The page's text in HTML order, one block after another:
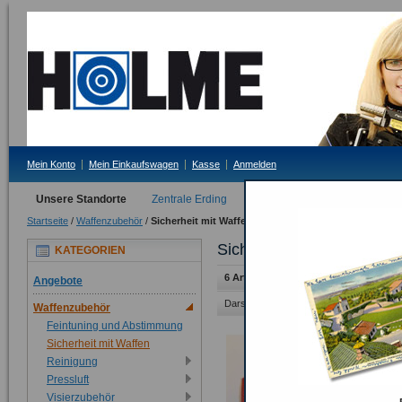
Mein Konto Mein Einkaufswagen Kasse Anmelden
Unsere Standorte Zentrale Erding
Startseite / Waffenzubehör / Sicherheit mit Waffen
Sicherheit mit Waffen
6 Artikel
Darstellung als: Raster Liste
KATEGORIEN
Angebote
Waffenzubehör
Feintuning und Abstimmung
Sicherheit mit Waffen
Reinigung
Pressluft
Visierzubehör